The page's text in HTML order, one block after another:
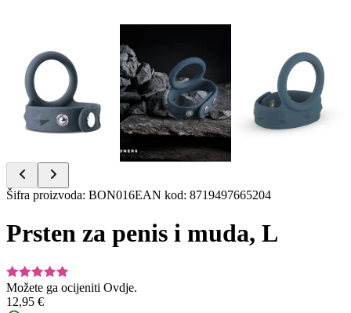
Item
of
Šifra proizvoda: BON016EAN kod: 8719497665204
Prsten za penis i muda, L
Možete ga ocijeniti Ovdje.
12,95 €